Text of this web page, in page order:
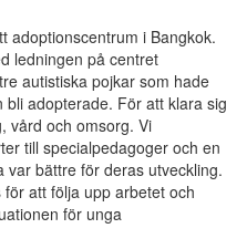
adoptionscentrum i Bangkok.
ledningen på centret
autistiska pojkar som hade
adopterade. För att klara sig
vård och omsorg. Vi
till specialpedagoger och en
bättre för deras utveckling.
att följa upp arbetet och
för unga